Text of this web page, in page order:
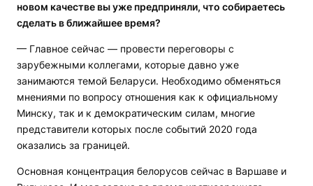
новом качестве вы уже предприняли, что собираетесь
сделать в ближайшее время?
— Главное сейчас — провести переговоры с
зарубежными коллегами, которые давно уже
занимаются темой Беларуси. Необходимо обменяться
мнениями по вопросу отношения как к официальному
Минску, так и к демократическим силам, многие
представители которых после событий 2020 года
оказались за границей.
Основная концентрация белорусов сейчас в Варшаве и